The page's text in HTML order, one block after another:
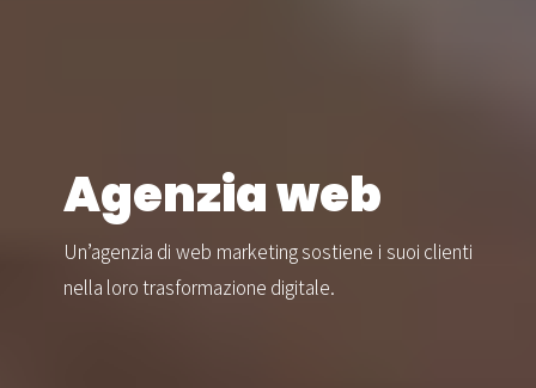
Agenzia web
Un’agenzia di web marketing sostiene i suoi clienti
nella loro trasformazione digitale.